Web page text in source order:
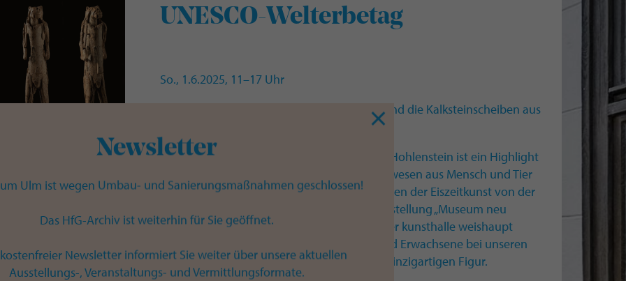
UNESCO-Welterbetag
So., 1.6.2025, 11–17 Uhr
Programm rund um den Löwenmenschen und die Kalksteinscheiben aus
Der Löwenmensch aus der Stadel-Höhle im Hohlenstein ist ein Highlight
des Museums Ulm. Die Figur zeigt ein Mischwesen aus Mensch und Tier
und zählt damit zu den bedeutendsten Funden der Eiszeitkunst von der
Schwäbischen Alb. Aktuell ist sie Teil der Ausstellung „Museum neu
buchstabiert“, mit der das Museum Ulm in der kunsthalle weishaupt
gastiert. Am Welterbetag erhalten Kinder und Erwachsene bei unseren
Führungen spannende Eindrücke zu dieser einzigartigen Figur.
Newsletter
Ulm ist wegen Umbau- und Sanierungsmaßnahmen geschlossen!
Das HfG-Archiv ist weiterhin für Sie geöffnet.
Newsletter informiert Sie weiter über unsere aktuellen
Ausstellungs-, Veranstaltungs- und Vermittlungsformate.